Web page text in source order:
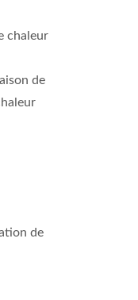
chaleur
de
de